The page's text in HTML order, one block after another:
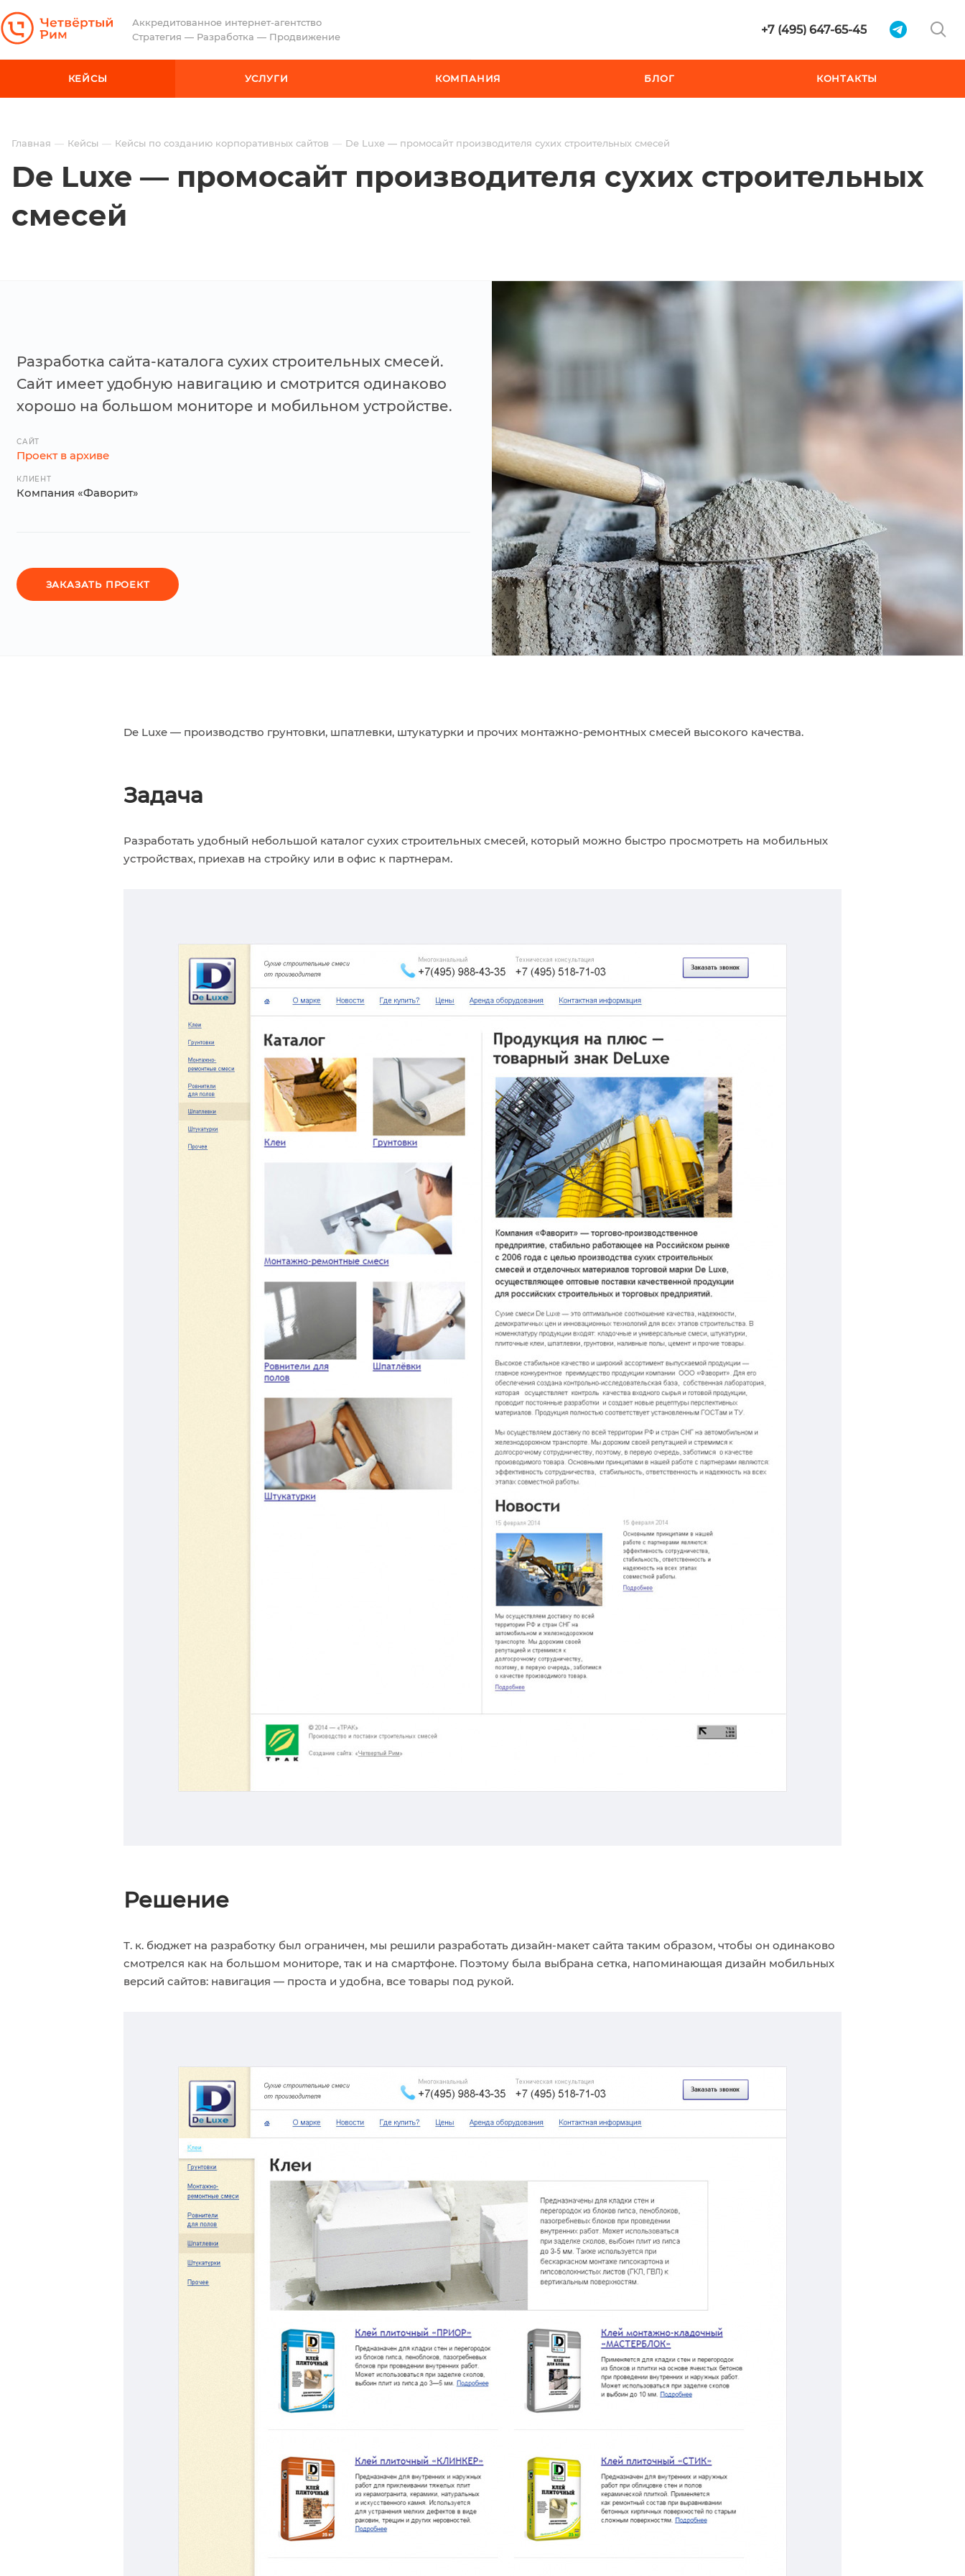
Аккредитованное интернет-агентство
Стратегия — Разработка — Продвижение
+7 (495) 647-65-45
КЕЙСЫ УСЛУГИ КОМПАНИЯ БЛОГ КОНТАКТЫ
Главная Кейсы Кейсы по созданию корпоративных сайтов De Luxe — промосайт производителя сухих строительных смесей
De Luxe — промосайт производителя сухих строительных
смесей
Разработка сайта-каталога сухих строительных смесей.
Сайт имеет удобную навигацию и смотрится одинаково
хорошо на большом мониторе и мобильном устройстве.
САЙТ
Проект в архиве
КЛИЕНТ
Компания «Фаворит»
ЗАКАЗАТЬ ПРОЕКТ
De Luxe — производство грунтовки, шпатлевки, штукатурки и прочих монтажно-ремонтных смесей высокого качества.
Задача
Разработать удобный небольшой каталог сухих строительных смесей, который можно быстро просмотреть на мобильных
устройствах, приехав на стройку или в офис к партнерам.
Решение
Т. к. бюджет на разработку был ограничен, мы решили разработать дизайн-макетсайта таким образом, чтобы он одинаково
смотрелся как на большом мониторе, так и на смартфоне. Поэтому была выбрана сетка, напоминающая дизайн мобильных
версий сайтов: навигация — проста и удобна, все товары под рукой.